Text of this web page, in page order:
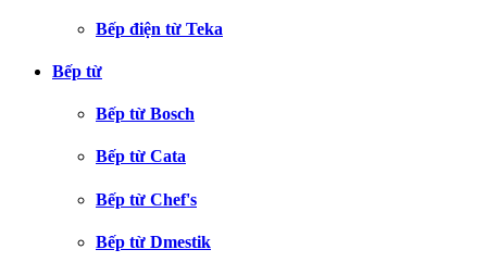
Bếp điện từ Teka
Bếp từ
Bếp từ Bosch
Bếp từ Cata
Bếp từ Chef's
Bếp từ Dmestik